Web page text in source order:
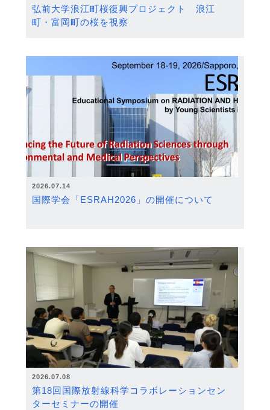
弘前大学浪江町桜復興プロジェクト 浪江
町・富岡町の桜を視察
2026.07.14
国際学会「ESRAH2026」の開催について
2026.07.08
第18回国際放射線科学コラボレーションセン
ターセミナーの開催